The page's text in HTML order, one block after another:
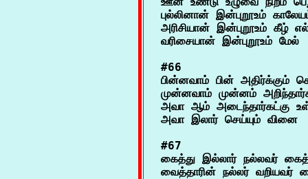
புல்லினான் இன்புறூஉம்
அரிசியான் இன்புறூஉம் கீழ்
#66
பின்னவாம் பின் அதிர்க்கும்
முன்னவாம் முன்னம்
அவா ஆம் அடைந்தார்கட்கு
#67
கைத்து இல்லார் நல்லவர்
வைத்தாரின் நல்லர் வறியவர்